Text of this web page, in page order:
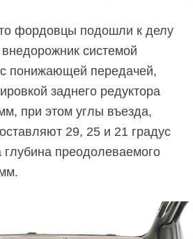
фордовцы подошли к делу
системой
понижающей передачей,
заднего редуктора
при этом углы въезда,
29, 25 и 21 градус
глубина преодолеваемого